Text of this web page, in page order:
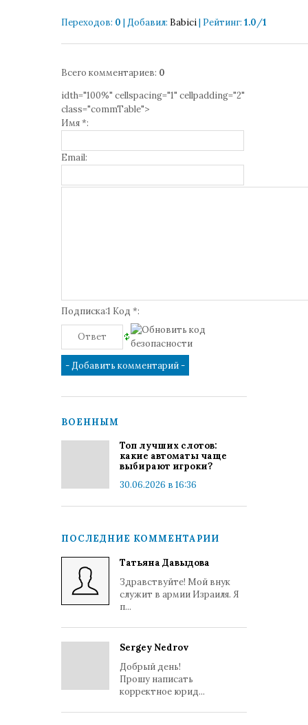
Переходов: 0 | Добавил: Babici| Рейтинг: 1.0/1
Всего комментариев: 0
idth="100%" cellspacing="1" cellpadding="2"
class="commTable">
Имя *:
Email:
Подписка:1 Код *:
ВОЕННЫМ
Топ лучших слотов:
какие автоматы чаще
выбирают игроки?
30.06.2026 в 16:36
ПОСЛЕДНИЕ КОММЕНТАРИИ
Татьяна Давыдова
Здравствуйте! Мой внук
служит в армии Израиля. Я
п...
Sergey Nedrov
Добрый день!
Прошу написать
корректное юрид...